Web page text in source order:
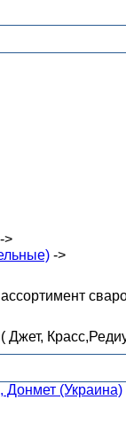
->
->
Донмет (Украина)